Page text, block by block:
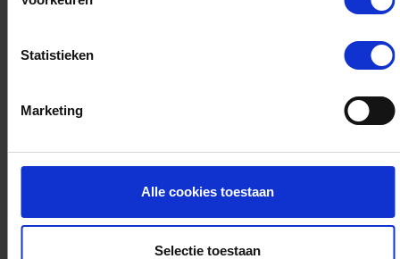
Statistieken
Marketing
Alle cookies toestaan
Selectie toestaan
Het volledige saldo op de VVV cadeaukaart
cadeaukaart in delen uitgeven.